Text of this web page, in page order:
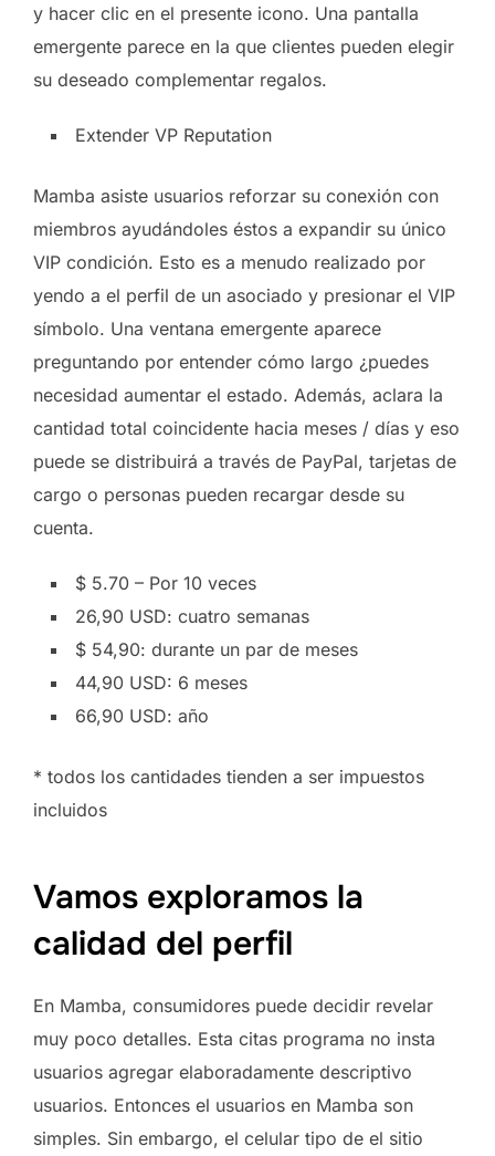
y hacer clic en el presente icono. Una pantalla
emergente parece en la que clientes pueden elegir
su deseado complementar regalos.
Extender VP Reputation
Mamba asiste usuarios reforzar su conexión con
miembros ayudándoles éstos a expandir su único
VIP condición. Esto es a menudo realizado por
yendo a el perfil de un asociado y presionar el VIP
símbolo. Una ventana emergente aparece
preguntando por entender cómo largo ¿puedes
necesidad aumentar el estado. Además, aclara la
cantidad total coincidente hacia meses / días y eso
puede se distribuirá a través de PayPal, tarjetas de
cargo o personas pueden recargar desde su
cuenta.
$ 5.70 – Por 10 veces
26,90 USD: cuatro semanas
$ 54,90: durante un par de meses
44,90 USD: 6 meses
66,90 USD: año
* todos los cantidades tienden a ser impuestos
incluidos
Vamos exploramos la
calidad del perfil
En Mamba, consumidores puede decidir revelar
muy poco detalles. Esta citas programa no insta
usuarios agregar elaboradamente descriptivo
usuarios. Entonces el usuarios en Mamba son
simples. Sin embargo, el celular tipo de el sitio